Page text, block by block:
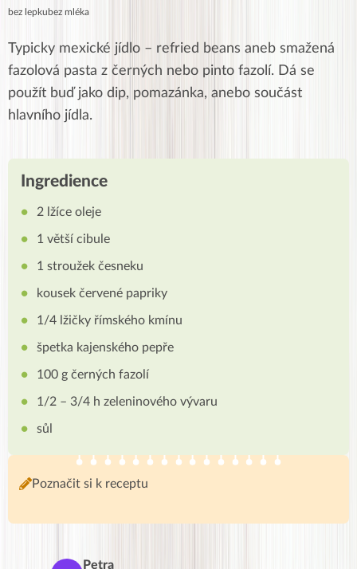
bez lepku bez mléka
Typicky mexické jídlo – refried beans aneb smažená
fazolová pasta z černých nebo pinto fazolí. Dá se
použít buď jako dip, pomazánka, anebo součást
hlavního jídla.
Ingredience
2 lžíce oleje
1 větší cibule
1 stroužek česneku
kousek červené papriky
1/4 lžičky římského kmínu
špetka kajenského pepře
100 g černých fazolí
1/2 – 3/4 h zeleninového vývaru
sůl
Poznačit si k receptu
Petra